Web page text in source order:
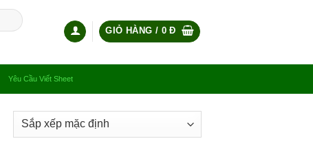
GIỎ HÀNG / 0Đ
Yêu Cầu Viết Sheet